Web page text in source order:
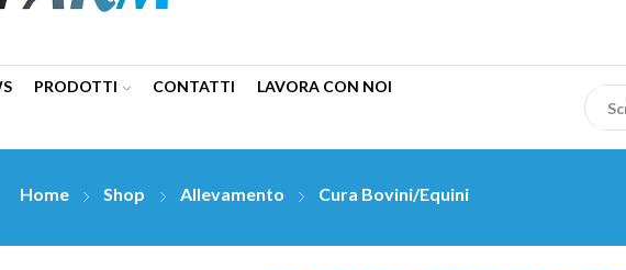
PRODOTTI CONTATTI LAVORA CON NOI
Home Shop Allevamento Cura Bovini/Equini